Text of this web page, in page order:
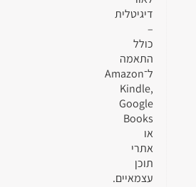
דיגיטלית
–
כולל
התאמה
ל־Amazon
Kindle,
Google
Books
או
אתרי
תוכן
עצמאיים.